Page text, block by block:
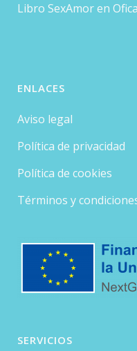
Libro SexAmor en
ENLACES
Aviso legal
Política de privacidad
Política de cookies
Términos y
SERVICIOS